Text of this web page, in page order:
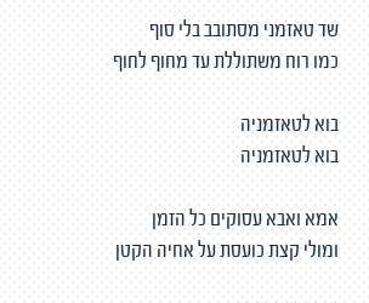
שד טאזמני מסתובב בלי סוף
כמו רוח משתוללת עד מחוף לחוף
בוא לטאזמניה
בוא לטאזמניה
אמא ואבא עסוקים כל הזמן
ומולי קצת כועסת על אחיה הקטן